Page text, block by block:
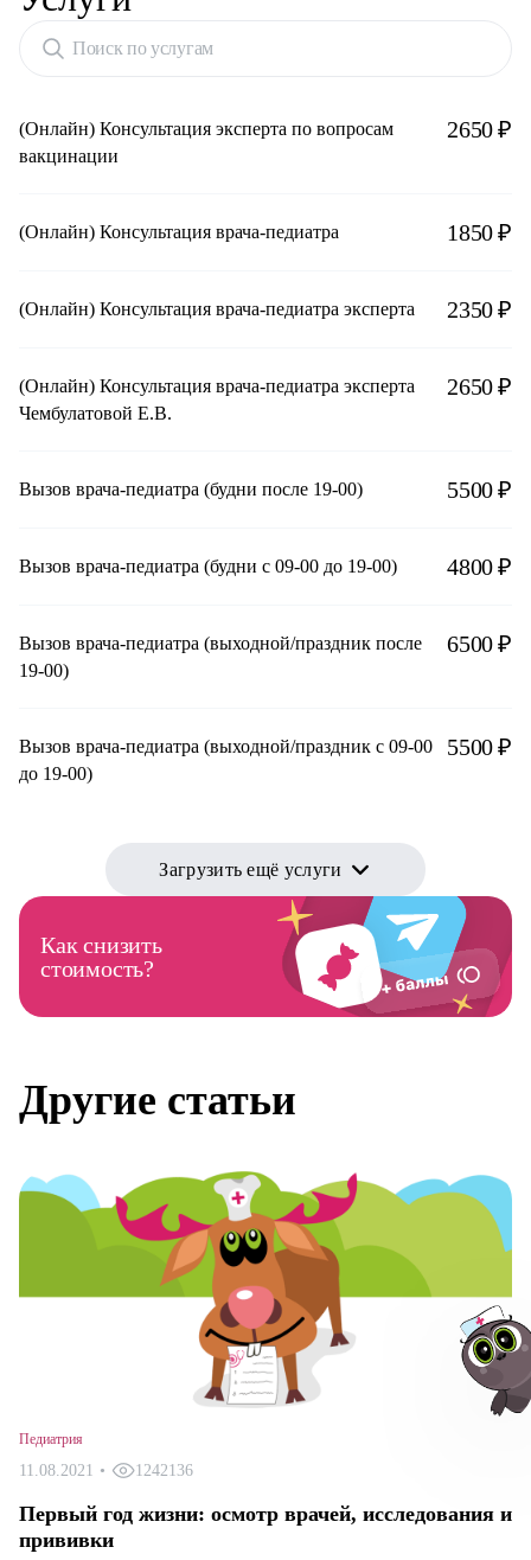
Поиск по услугам
(Онлайн) Консультация эксперта по вопросам
вакцинации
2650 ₽
(Онлайн) Консультация врача-педиатра 1850 ₽
(Онлайн) Консультация врача-педиатра эксперта 2350 ₽
(Онлайн) Консультация врача-педиатра эксперта
Чембулатовой Е.В.
2650 ₽
Вызов врача-педиатра (будни после 19-00) 5500 ₽
Вызов врача-педиатра (будни с 09-00 до 19-00) 4800 ₽
Вызов врача-педиатра (выходной/праздник после
19-00)
6500 ₽
Вызов врача-педиатра (выходной/праздник с 09-00
до 19-00)
5500 ₽
Загрузить ещё услуги
Как снизить
стоимость?
Другие статьи
Педиатрия
11.08.2021 • 1242136
Первый год жизни: осмотр врачей, исследования и
прививки